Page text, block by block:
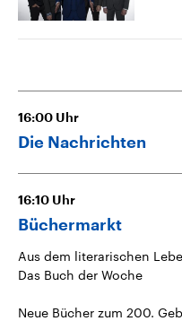
16:00 Uhr
Die Nachrichten
16:10 Uhr
Büchermarkt
Aus dem literarischen
Das Buch der Woche
Neue Bücher zum 200.